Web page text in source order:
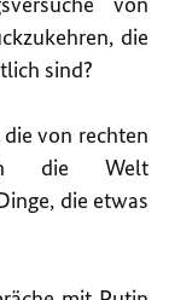
die
sind?
von rechten
die Welt
die etwas